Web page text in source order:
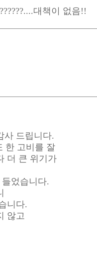
대책이 없음!!
사 드립니다.
한 고비를 잘
더 큰 위기가
었습니다.
니다.
않고